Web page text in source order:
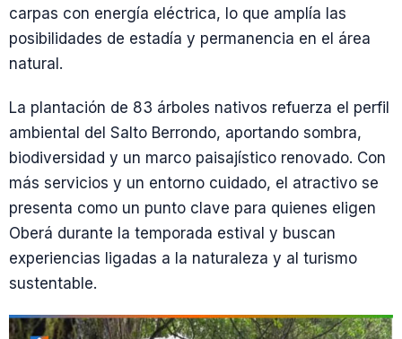
carpas con energía eléctrica, lo que amplía las
posibilidades de estadía y permanencia en el área
natural.
La plantación de 83 árboles nativos refuerza el perfil
ambiental del Salto Berrondo, aportando sombra,
biodiversidad y un marco paisajístico renovado. Con
más servicios y un entorno cuidado, el atractivo se
presenta como un punto clave para quienes eligen
Oberá durante la temporada estival y buscan
experiencias ligadas a la naturaleza y al turismo
sustentable.